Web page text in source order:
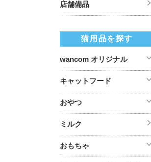
店舗備品
猫用品を探す
wancom オリジナル
キャットフード
おやつ
ミルク
おもちゃ